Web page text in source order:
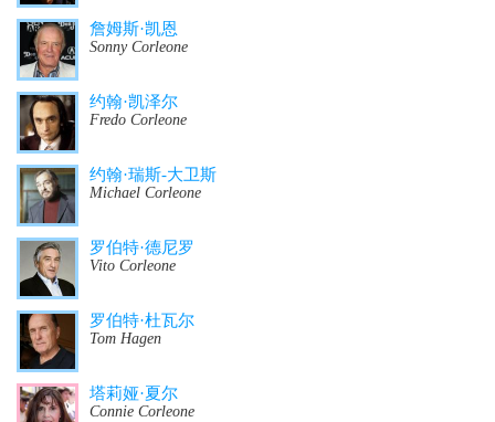
詹姆斯·凯恩
Sonny Corleone
约翰·凯泽尔
Fredo Corleone
约翰·瑞斯-大卫斯
Michael Corleone
罗伯特·德尼罗
Vito Corleone
罗伯特·杜瓦尔
Tom Hagen
塔莉娅·夏尔
Connie Corleone